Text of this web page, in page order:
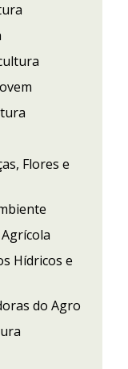
Flores e
Hídricos e
do Agro